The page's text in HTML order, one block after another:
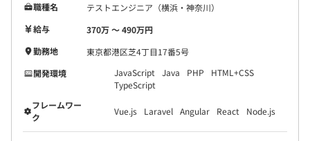
職種名
テストエンジニア（横浜・神奈川）
給与
370万 〜 490万円
勤務地
東京都港区芝4丁目17番5号
開発環境
JavaScript Java PHP
HTML+CSS
TypeScript
フレームワー
ク
Vue.js Laravel Angular React Node.js